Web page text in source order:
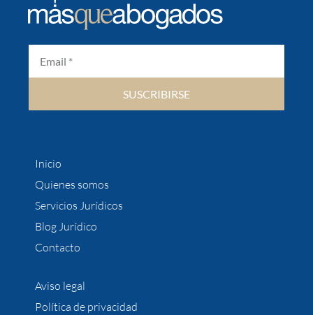
SUSCRIBIRSE
Inicio
Quienes somos
Servicios Jurídicos
Blog Jurídico
Contacto
Aviso legal
Política de privacidad